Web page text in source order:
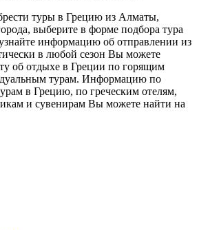
туры в Грецию из Алматы,
выберите в форме подбора тура
информацию об отправлении из
в любой сезон Вы можете
об отдыхе в Греции по горящим
турам. Информацию по
в Грецию, по греческим отелям,
и сувенирам Вы можете найти на